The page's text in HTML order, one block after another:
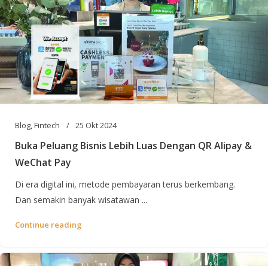
Blog,Fintech 25 Okt 2024
Buka Peluang Bisnis Lebih Luas Dengan QR Alipay &
WeChat Pay
Di era digital ini, metode pembayaran terus berkembang.
Dan semakin banyak wisatawan ...
Continue reading